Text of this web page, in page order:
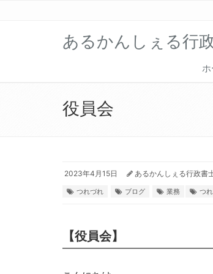
あるかんしぇる行
役員会
2023年4月15日 あるかんしぇる行政書
つれづれ ブログ 業務 つ
【役員会】